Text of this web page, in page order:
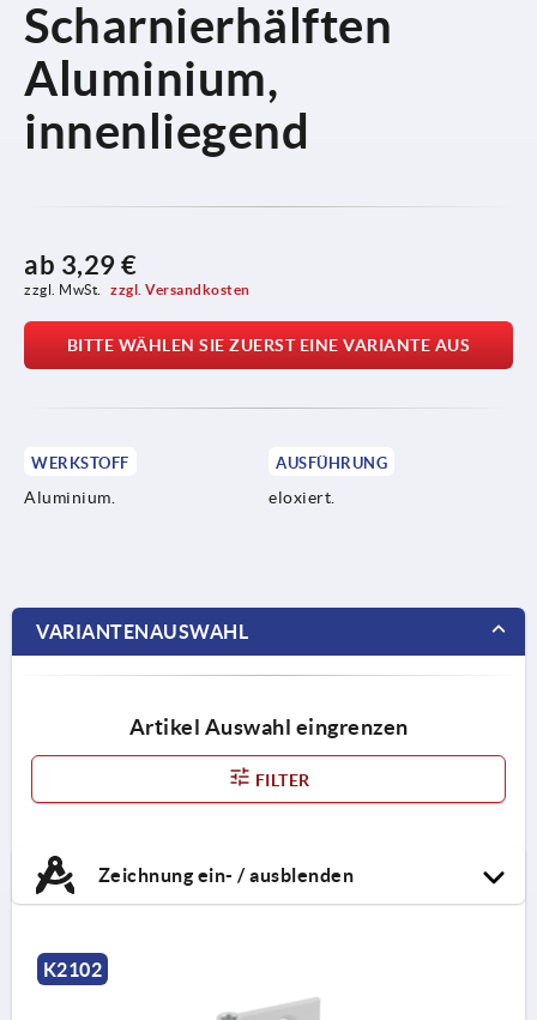
Scharnierhälften
Aluminium,
innenliegend
ab 3,29 €
zzgl. MwSt. zzgl. Versandkosten
BITTE WÄHLEN SIE ZUERST EINE VARIANTE AUS
WERKSTOFF
Aluminium.
AUSFÜHRUNG
eloxiert.
VARIANTENAUSWAHL
Artikel Auswahl eingrenzen
FILTER
Zeichnung ein- / ausblenden
K2102